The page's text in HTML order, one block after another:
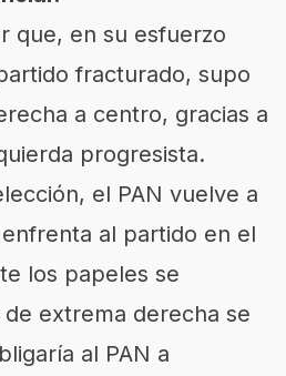
que, en su esfuerzo
fracturado, supo
a centro, gracias a
progresista.
el PAN vuelve a
al partido en el
los papeles se
extrema derecha se
al PAN a